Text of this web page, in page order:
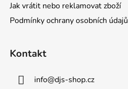
Jak vrátit nebo reklamovat zboží
Podmínky ochrany osobních údajů
Kontakt
info@djs-shop.cz